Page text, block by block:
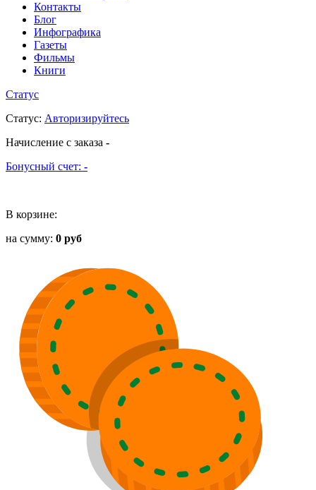
Контакты
Блог
Инфографика
Газеты
Фильмы
Книги
Статус
Статус: Авторизируйтесь
Начисление с заказа -
Бонусный счет: -
В корзине:
на сумму: 0 руб